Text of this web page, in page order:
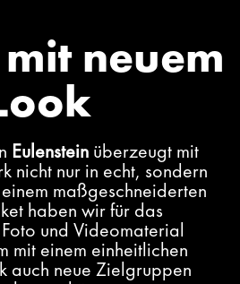
neuem
Eulenstein überzeugt mit
nicht nur in echt, sondern
maßgeschneiderten
haben wir für das
und Videomaterial
mit einem einheitlichen
auch neue Zielgruppen